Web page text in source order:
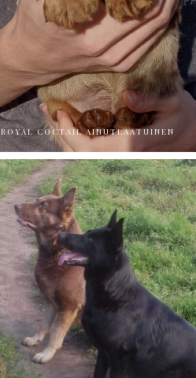
ROYAL COCTAIL AINUTLAATUINEN